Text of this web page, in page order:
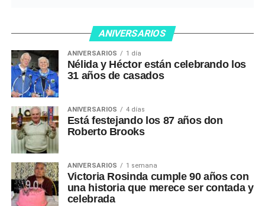
ANIVERSARIOS
ANIVERSARIOS 1 día
Nélida y Héctor están celebrando los
31 años de casados
ANIVERSARIOS 4 días
Está festejando los 87 años don
Roberto Brooks
ANIVERSARIOS 1 semana
Victoria Rosinda cumple 90 años con
una historia que merece ser contada y
celebrada